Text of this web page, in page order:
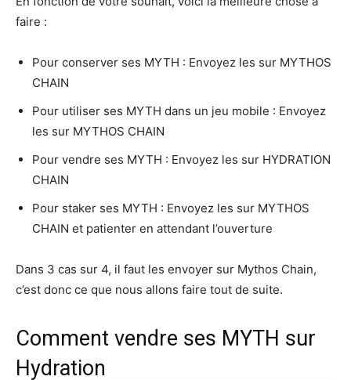
faire :
Pour conserver ses MYTH : Envoyez les sur MYTHOS
CHAIN
Pour utiliser ses MYTH dans un jeu mobile : Envoyez
les sur MYTHOS CHAIN
Pour vendre ses MYTH : Envoyez les sur HYDRATION
CHAIN
Pour staker ses MYTH : Envoyez les sur MYTHOS
CHAIN et patienter en attendant l’ouverture
Dans 3 cas sur 4, il faut les envoyer sur Mythos Chain,
c’est donc ce que nous allons faire tout de suite.
Comment vendre ses MYTH sur
Hydration